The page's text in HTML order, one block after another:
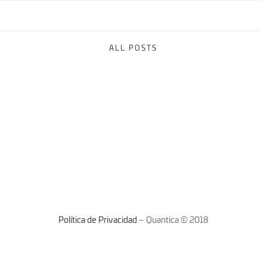
ALL POSTS
Política de Privacidad – Quantica © 2018